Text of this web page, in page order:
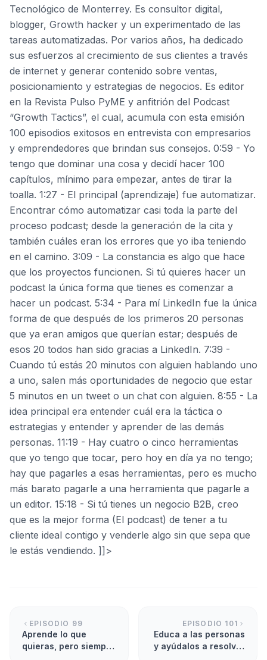
Tecnológico de Monterrey. Es consultor digital,
blogger, Growth hacker y un experimentado de las
tareas automatizadas. Por varios años, ha dedicado
sus esfuerzos al crecimiento de sus clientes a través
de internet y generar contenido sobre ventas,
posicionamiento y estrategias de negocios. Es editor
en la Revista Pulso PyME y anfitrión del Podcast
“Growth Tactics”, el cual, acumula con esta emisión
100 episodios exitosos en entrevista con empresarios
y emprendedores que brindan sus consejos. 0:59 - Yo
tengo que dominar una cosa y decidí hacer 100
capítulos, mínimo para empezar, antes de tirar la
toalla. 1:27 - El principal (aprendizaje) fue automatizar.
Encontrar cómo automatizar casi toda la parte del
proceso podcast; desde la generación de la cita y
también cuáles eran los errores que yo iba teniendo
en el camino. 3:09 - La constancia es algo que hace
que los proyectos funcionen. Si tú quieres hacer un
podcast la única forma que tienes es comenzar a
hacer un podcast. 5:34 - Para mí LinkedIn fue la única
forma de que después de los primeros 20 personas
que ya eran amigos que querían estar; después de
esos 20 todos han sido gracias a LinkedIn. 7:39 -
Cuando tú estás 20 minutos con alguien hablando uno
a uno, salen más oportunidades de negocio que estar
5 minutos en un tweet o un chat con alguien. 8:55 - La
idea principal era entender cuál era la táctica o
estrategias y entender y aprender de las demás
personas. 11:19 - Hay cuatro o cinco herramientas
que yo tengo que tocar, pero hoy en día ya no tengo;
hay que pagarles a esas herramientas, pero es mucho
más barato pagarle a una herramienta que pagarle a
un editor. 15:18 - Si tú tienes un negocio B2B, creo
que es la mejor forma (El podcast) de tener a tu
cliente ideal contigo y venderle algo sin que sepa que
le estás vendiendo. ]]>
EPISODIO 99
Aprende lo que
quieras, pero siempre
EPISODIO 101
Educa a las personas
y ayúdalos a resolver